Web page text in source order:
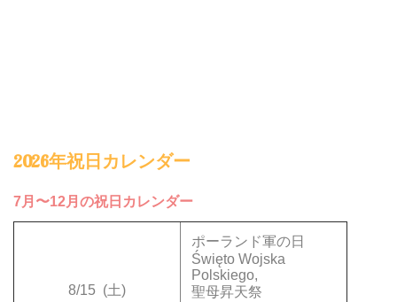
2026年祝日カレンダー
7月〜12月の祝日カレンダー
8/15 (土)
ポーランド軍の日
Święto Wojska
Polskiego,
聖母昇天祭